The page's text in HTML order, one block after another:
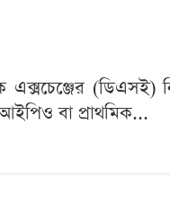
এক্সচেঞ্জের (ডিএসই)
বা প্রাথমিক...